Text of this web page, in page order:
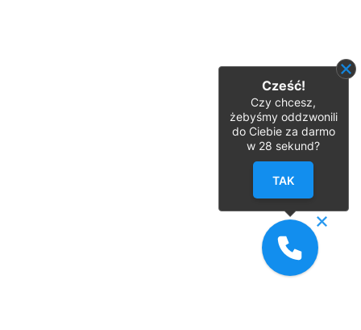
Cześć!
Czy chcesz,
żebyśmy oddzwonili
do Ciebie za darmo
w 28 sekund?
TAK